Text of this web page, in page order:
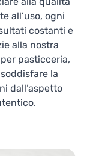
all’uso, ogni
costanti e
alla nostra
pasticceria,
la
dall’aspetto